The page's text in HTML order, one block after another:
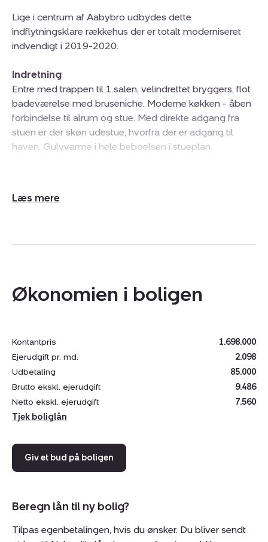
Lige i centrum af Aabybro udbydes dette
indflytningsklare rækkehus der er totalt moderniseret
indvendigt i 2019-2020.
Indretning
Entre med trappen til 1.salen, velindrettet bryggers, flot
badeværelse med bruseniche. Moderne køkken - åben
forbindelse til alrum og stue. Med direkte adgang fra
stuen er der skøn udestue, hvorfra der er adgang til
haven. Gulvvarme i hele beboelsen i stueplan.
skønt stort rum til opbevaring. Flot badeværelse med
Udvendigt
Overkommelig mindre grund på i alt 229m2. Lille
Nyere carport med tilhørende depotrum/værksted.
Beliggenhed
Boligen er beliggende i hjertet af byen med absolut
gåafstand til alt - uanset om det er skole, indkøb,
Blind og rolig villavej med et minimum af trafik.
familie - Alternativt som investering til udlejning.
Ejendommen kan overtages straks!
Økonomien i boligen
Kontantpris
1.698.000
Ejerudgift pr. md.
2.098
Udbetaling
85.000
Brutto ekskl. ejerudgift
9.486
Netto ekskl. ejerudgift
7.560
Tjek boliglån
Giv et bud på boligen
Beregn lån til ny bolig?
Tilpas egenbetalingen, hvis du ønsker. Du bliver sendt